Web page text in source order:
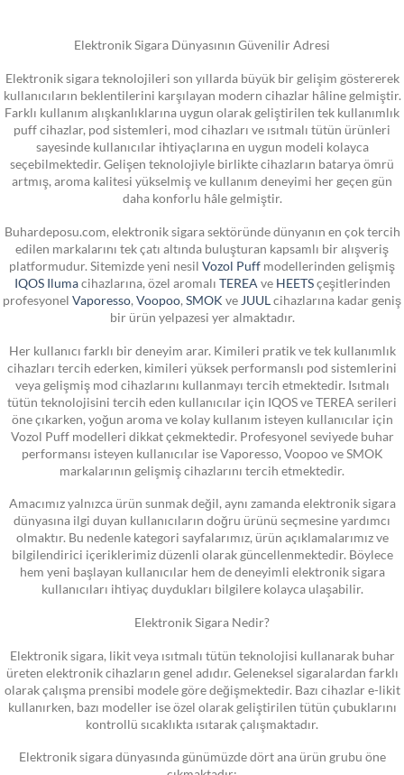
Elektronik Sigara Dünyasının Güvenilir Adresi
Elektronik sigara teknolojileri son yıllarda büyük bir gelişim göstererek
kullanıcıların beklentilerini karşılayan modern cihazlar hâline gelmiştir.
Farklı kullanım alışkanlıklarına uygun olarak geliştirilen tek kullanımlık
puff cihazlar, pod sistemleri, mod cihazları ve ısıtmalı tütün ürünleri
sayesinde kullanıcılar ihtiyaçlarına en uygun modeli kolayca
seçebilmektedir. Gelişen teknolojiyle birlikte cihazların batarya ömrü
artmış, aroma kalitesi yükselmiş ve kullanım deneyimi her geçen gün
daha konforlu hâle gelmiştir.
Buhardeposu.com, elektronik sigara sektöründe dünyanın en çok tercih
edilen markalarını tek çatı altında buluşturan kapsamlı bir alışveriş
platformudur. Sitemizde yeni nesil Vozol Puff modellerinden gelişmiş
IQOS Ilumacihazlarına, özel aromalı TEREA ve HEETSçeşitlerinden
profesyonel Vaporesso Voopoo SMOK ve JUUL cihazlarına kadar geniş
bir ürün yelpazesi yer almaktadır.
Her kullanıcı farklı bir deneyim arar. Kimileri pratik ve tek kullanımlık
cihazları tercih ederken, kimileri yüksek performanslı pod sistemlerini
veya gelişmiş mod cihazlarını kullanmayı tercih etmektedir. Isıtmalı
tütün teknolojisini tercih eden kullanıcılar için IQOS ve TEREA serileri
öne çıkarken, yoğun aroma ve kolay kullanım isteyen kullanıcılar için
Vozol Puff modelleri dikkat çekmektedir. Profesyonel seviyede buhar
performansı isteyen kullanıcılar ise Vaporesso, Voopoo ve SMOK
markalarının gelişmiş cihazlarını tercih etmektedir.
Amacımız yalnızca ürün sunmak değil, aynı zamanda elektronik sigara
dünyasına ilgi duyan kullanıcıların doğru ürünü seçmesine yardımcı
olmaktır. Bu nedenle kategori sayfalarımız, ürün açıklamalarımız ve
bilgilendirici içeriklerimiz düzenli olarak güncellenmektedir. Böylece
hem yeni başlayan kullanıcılar hem de deneyimli elektronik sigara
kullanıcıları ihtiyaç duydukları bilgilere kolayca ulaşabilir.
Elektronik Sigara Nedir?
Elektronik sigara, likit veya ısıtmalı tütün teknolojisi kullanarak buhar
üreten elektronik cihazların genel adıdır. Geleneksel sigaralardan farklı
olarak çalışma prensibi modele göre değişmektedir. Bazı cihazlar e-likit
kullanırken, bazı modeller ise özel olarak geliştirilen tütün çubuklarını
kontrollü sıcaklıkta ısıtarak çalışmaktadır.
Elektronik sigara dünyasında günümüzde dört ana ürün grubu öne